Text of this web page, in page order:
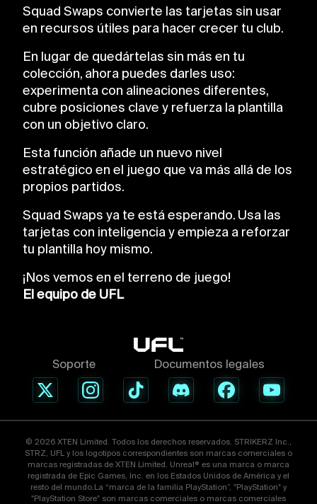
Squad Swaps convierte las tarjetas sin usar
en recursos útiles para hacer crecer tu club.
En lugar de quedártelas sin más en tu
colección, ahora puedes darles uso:
experimenta con alineaciones diferentes,
cubre posiciones clave y refuerza la plantilla
con un objetivo claro.
Esta función añade un nuevo nivel
estratégico en el juego que va más allá de los
propios partidos.
Squad Swaps ya te está esperando. Usa las
tarjetas con inteligencia y empieza a reforzar
tu plantilla hoy mismo.
¡Nos vemos en el terreno de juego!
El equipo de UFL
Soporte Documentos legales
© 2026 XTEN Limited. Todos los derechos reservados. STRIKERZ Inc.,
STRZ, UFL y los logotipos correspondientes son marcas comerciales o
marcas registradas de XTEN Limited. Unreal® es una marca o marca
registrada de Epic Games, Inc. en los Estados Unidos de América y el
resto del mundo.La “marca de la familia PlayStation”, "PlayStation" y
"PlayStation Store" son marcas comerciales o marcas comerciales